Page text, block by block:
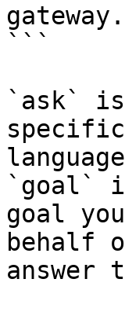
```
`ask`
`goal`
goal
behalf
answer